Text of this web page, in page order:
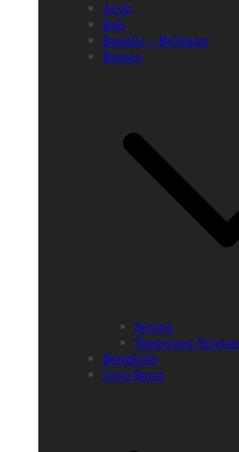
Aceh
Bali
Bangka – Belitung
Banten
Serang
Tangerang Selatan
Bengkulu
Jawa Barat